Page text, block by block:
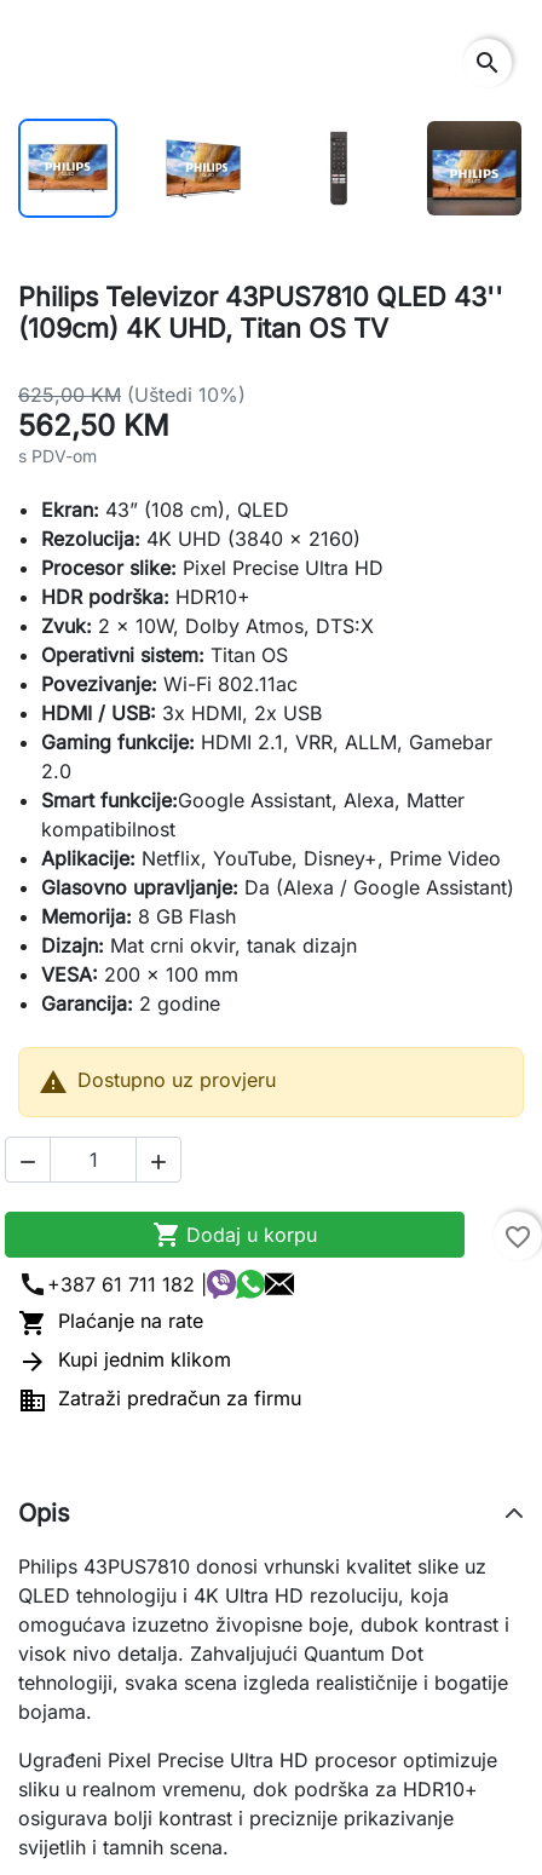
search
Philips Televizor 43PUS7810 QLED 43''
(109cm) 4K UHD, Titan OS TV
625,00 KM (Uštedi 10%)
562,50 KM
s PDV-om
Ekran: 43” (108 cm), QLED
Rezolucija: 4K UHD (3840 × 2160)
Procesor slike: Pixel Precise Ultra HD
HDR podrška: HDR10+
Zvuk: 2 x 10W, Dolby Atmos, DTS:X
Operativni sistem: Titan OS
Povezivanje: Wi-Fi 802.11ac
HDMI / USB: 3x HDMI, 2x USB
Gaming funkcije: HDMI 2.1, VRR, ALLM, Gamebar
2.0
Smart funkcije:Google Assistant, Alexa, Matter
kompatibilnost
Aplikacije: Netflix, YouTube, Disney+, Prime Video
Glasovno upravljanje: Da (Alexa / Google Assistant)
Memorija: 8 GB Flash
Dizajn: Mat crni okvir, tanak dizajn
VESA: 200 × 100 mm
Garancija: 2 godine
 Dostupno uz provjeru
 
 Dodaj u korpu
favorite_border
call +387 61 711 182 |
 Plaćanje na rate
 Kupi jednim klikom
 Zatraži predračun za firmu
Opis
Philips 43PUS7810 donosi vrhunski kvalitet slike uz
QLED tehnologiju i 4K Ultra HD rezoluciju, koja
omogućava izuzetno živopisne boje, dubok kontrast i
visok nivo detalja. Zahvaljujući Quantum Dot
tehnologiji, svaka scena izgleda realističnije i bogatije
bojama.
Ugrađeni Pixel Precise Ultra HD procesor optimizuje
sliku u realnom vremenu, dok podrška za HDR10+
osigurava bolji kontrast i preciznije prikazivanje
svijetlih i tamnih scena.